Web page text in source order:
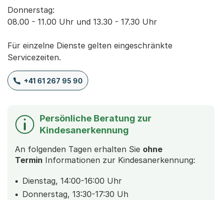
Donnerstag:
08.00 - 11.00 Uhr und 13.30 - 17.30 Uhr
Für einzelne Dienste gelten eingeschränkte
Servicezeiten.
+41 61 267 95 90
Persönliche Beratung zur
Kindesanerkennung
An folgenden Tagen erhalten Sie ohne
Termin Informationen zur Kindesanerkennung:
Dienstag, 14:00-16:00 Uhr
Donnerstag, 13:30-17:30 Uh